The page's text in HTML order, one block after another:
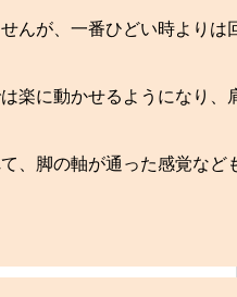
んが、一番ひどい時よりは
楽に動かせるようになり、
、脚の軸が通った感覚など